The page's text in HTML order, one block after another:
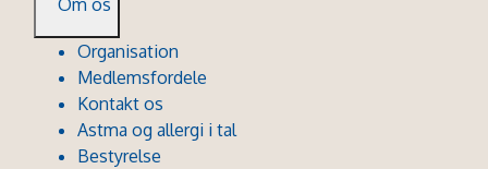
Organisation
Medlemsfordele
Kontakt os
Astma og allergi i tal
Bestyrelse